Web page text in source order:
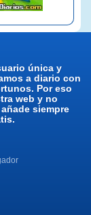
única y
a diario con
Por eso
web y no
siempre